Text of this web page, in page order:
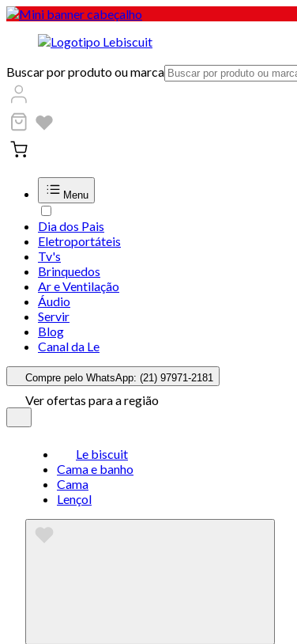
Buscar por produto ou marca
Menu
Dia dos Pais
Eletroportáteis
Tv's
Brinquedos
Ar e Ventilação
Áudio
Servir
Blog
Canal da Le
Compre pelo WhatsApp: (21) 97971-2181
Ver ofertas para a região
Le biscuit
Cama e banho
Cama
Lençol